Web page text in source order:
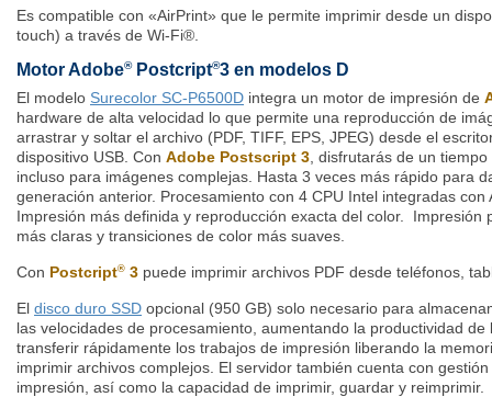
Es compatible con «AirPrint» que le permite imprimir desde un
touch) a través de Wi-Fi®.
Motor Adobe®Postcript®3 en modelos D
El modelo Surecolor SC-P6500D integra un motor de impresión de
hardware de alta velocidad lo que permite una reproducción de
arrastrar y soltar el archivo (PDF, TIFF, EPS, JPEG) desde el
dispositivo USB. Con Adobe Postscript 3 , disfrutarás de un
incluso para imágenes complejas. Hasta 3 veces más rápido para
generación anterior. Procesamiento con 4 CPU Intel integradas
Impresión más definida y reproducción exacta del color. Impresión
más claras y transiciones de color más suaves.
Con Postcript® 3 puede imprimir archivos PDF desde teléfonos,
El disco duro SSD opcional (950 GB) solo necesario para
las velocidades de procesamiento, aumentando la productividad
transferir rápidamente los trabajos de impresión liberando la
imprimir archivos complejos. El servidor también cuenta con
impresión, así como la capacidad de imprimir, guardar y reimprimir.